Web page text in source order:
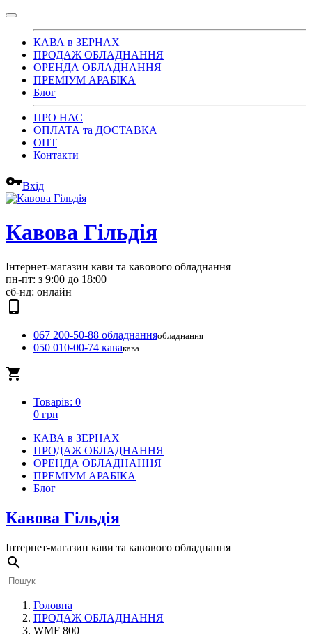
КАВА в ЗЕРНАХ
ПРОДАЖ ОБЛАДНАННЯ
ОРЕНДА ОБЛАДНАННЯ
ПРЕМІУМ АРАБІКА
Блог
ПРО НАС
ОПЛАТА та ДОСТАВКА
ОПТ
Контакти
vpn_keyВхід
Кавова Гільдія
Інтернет-магазин кави та кавового обладнання
пн-пт: з 9:00 до 18:00
сб-нд: онлайн
phone_android
067 200-50-88 обладнанняобладнання
050 010-00-74 кавакава
local_grocery_store
Товарів: 0
0 грн
КАВА в ЗЕРНАХ
ПРОДАЖ ОБЛАДНАННЯ
ОРЕНДА ОБЛАДНАННЯ
ПРЕМІУМ АРАБІКА
Блог
Кавова Гільдія
Інтернет-магазин кави та кавового обладнання
search
Головна
ПРОДАЖ ОБЛАДНАННЯ
WMF 800